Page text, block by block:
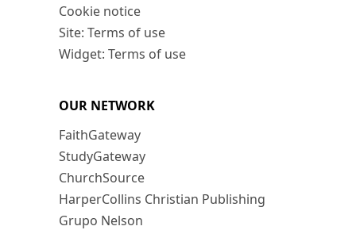
Cookie notice
Site: Terms of use
Widget: Terms of use
OUR NETWORK
FaithGateway
StudyGateway
ChurchSource
HarperCollins Christian Publishing
Grupo Nelson